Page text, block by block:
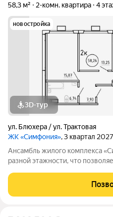
58,3 м²
2-комн. квартира 4
новостройка
3D-тур
ул. Блюхера / ул. Трактовая
ЖК «Симфония», 3 квартал 2027
Ансамбль жилого комплекса
разной этажности, что
времени и предлагаем
отделкой. Заезжайте и живите!